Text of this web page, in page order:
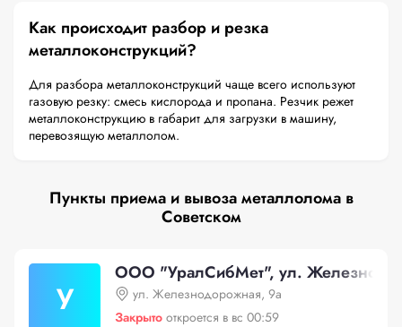
Как происходит разбор и резка
металлоконструкций?
Для разбора металлоконструкций чаще всего используют
газовую резку: смесь кислорода и пропана. Резчик режет
металлоконструкцию в габарит для загрузки в машину,
перевозящую металлолом.
Пункты приема и вывоза металлолома в
Советском
У
ООО "УралСибМет", ул.
ул. Железнодорожная, 9а
Закрыто откроется в вс 00:59